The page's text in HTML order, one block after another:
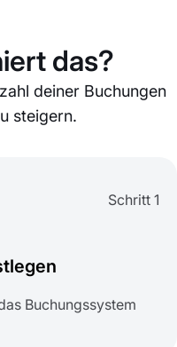
das?
deiner Buchungen
steigern.
Schritt 1
Buchungssystem